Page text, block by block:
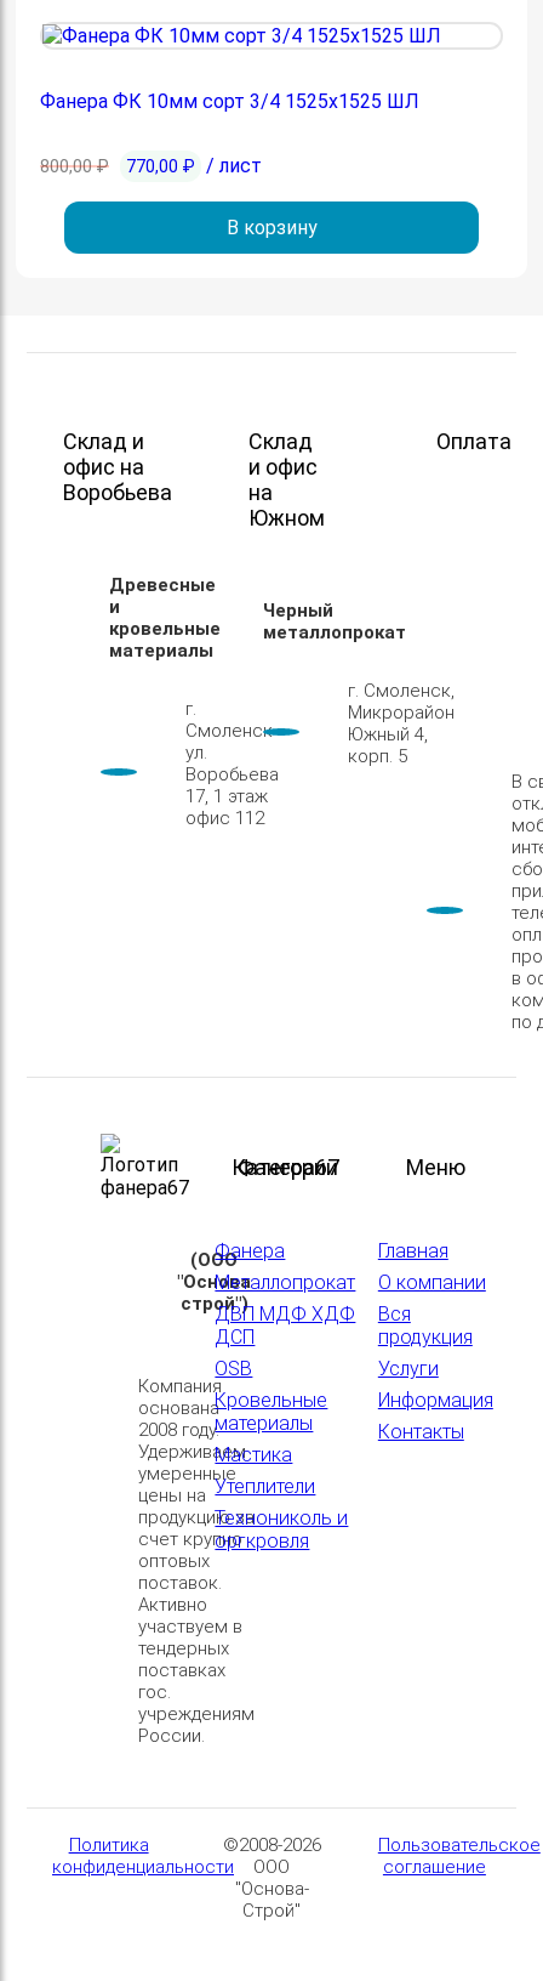
Фанера ФК 10мм сорт 3/4 1525х1525 ШЛ
800,00₽
Первоначальная
770,00 ₽
Текущая
/ лист
В корзину
Склад и
офис на
Воробьева
Древесные
и
кровельные
материалы
г.
Смоленск
ул.
Воробьева
17, 1 этаж
офис 112
Склад
и офис
на
Южном
Черный
металлопрокат
г. Смоленск,
Микрорайон
Южный 4,
корп. 5
Оплата
В
в
по
Фанера67
(ООО
"Основа
строй")
Компания
основана
2008 году.
Удерживаем
умеренные
цены на
продукцию за
счет крупно
оптовых
поставок.
Активно
участвуем в
тендерных
поставках
гос.
учреждениям
России.
Категории
Фанера
Металлопрокат
ДВП МДФ ХДФ
ДСП
OSB
Кровельные
материалы
Мастика
Утеплители
Технониколь и
оргкровля
Меню
Главная
О компании
Вся
продукция
Услуги
Информация
Контакты
Политика
конфиденциальности
©2008-2026
ООО
"Основа-
Строй"
Пользовательское
соглашение